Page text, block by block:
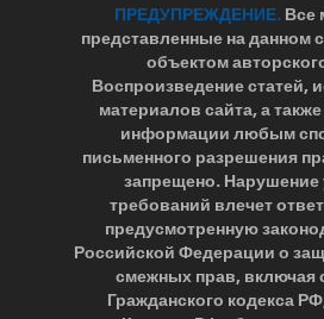
ПРЕДУПРЕЖДЕНИЕ. Все
представленные на данном
объектом
Воспроизведение статей,
материалов сайта, а
информации любым
письменного разрешения
запрещено. Нарушение
требований влечет
предусмотренную
Российской Федерации о
смежных прав, включая
Гражданского кодекса